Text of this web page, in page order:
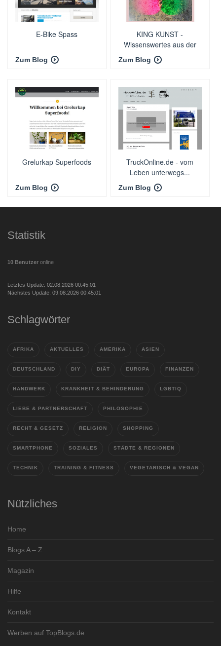
E-Bike Spass
Zum Blog
KING KUNST -
Wissenswertes aus der
Welt der Schönen Künste
Zum Blog
Grelurkap Superfoods
Zum Blog
TruckOnline.de - vom
Leben unterwegs...
Zum Blog
Statistik
10 Benutzer online
Letztes Update: 02.08.2026 00:45:01
Nächstes Update: 09.08.2026 00:45:01
Schlagwörter
AFRIKA AKTUELLES AMERIKA ASIEN
DEUTSCHLAND DIY DIÄT EUROPA FINANZEN
HANDWERK KRANKHEIT & BEHINDERUNG LGBTIQ
LIEBE & PARTNERSCHAFT PHILOSOPHIE
RECHT & GESETZ RELIGION SHOPPING
SMARTPHONE SOZIALES STÄDTE & REGIONEN
TECHNIK TRAINING & FITNESS VEGETARISCH & VEGAN
Nützliches
Home
Blogs A – Z
Magazin
Hilfe
Kontakt
Werben auf TopBlogs.de